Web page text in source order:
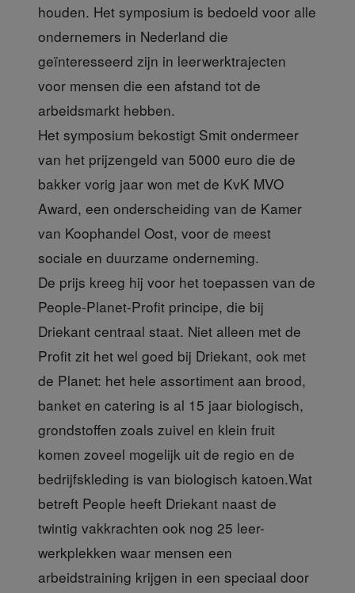
houden. Het symposium is bedoeld voor alle
ondernemers in Nederland die
geïnteresseerd zijn in leerwerktrajecten
voor mensen die een afstand tot de
arbeidsmarkt hebben.
Het symposium bekostigt Smit ondermeer
van het prijzengeld van 5000 euro die de
bakker vorig jaar won met de KvK MVO
Award, een onderscheiding van de Kamer
van Koophandel Oost, voor de meest
sociale en duurzame onderneming.
De prijs kreeg hij voor het toepassen van de
People-Planet-Profit principe, die bij
Driekant centraal staat. Niet alleen met de
Profit zit het wel goed bij Driekant, ook met
de Planet: het hele assortiment aan brood,
banket en catering is al 15 jaar biologisch,
grondstoffen zoals zuivel en klein fruit
komen zoveel mogelijk uit de regio en de
bedrijfskleding is van biologisch katoen.Wat
betreft People heeft Driekant naast de
twintig vakkrachten ook nog 25 leer-
werkplekken waar mensen een
arbeidstraining krijgen in een speciaal door